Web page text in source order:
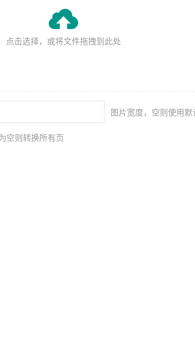

点击选择，或将文件拖拽到此处
图片宽度，空则使用
空则转换所有页